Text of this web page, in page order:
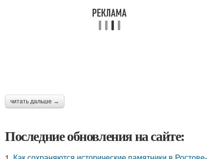
читать дальше →
Последние обновления на сайте: